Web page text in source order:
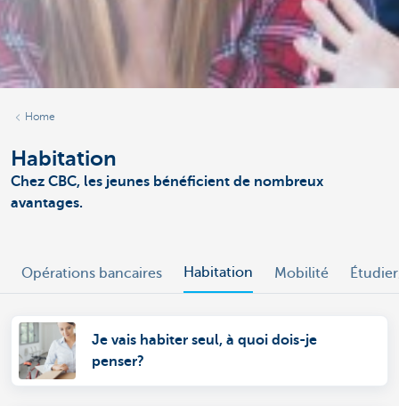
Home
Habitation
Chez CBC, les jeunes bénéficient de nombreux
avantages.
Opérations bancaires Habitation Mobilité
Je vais habiter seul, à quoi dois-je
penser?